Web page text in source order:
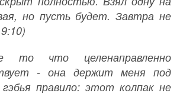
но пусть будет. Завтра не
то что целенаправленно
- она держит меня под
правило: этот колпак не